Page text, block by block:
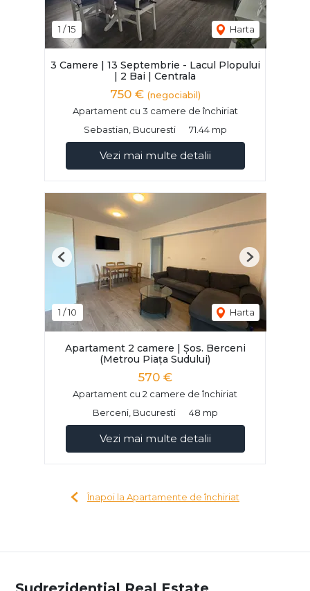
1 /15 Harta
3 Camere | 13 Septembrie - Lacul Plopului
| 2 Bai | Centrala
750 € (negociabil)
Apartament cu 3 camere de închiriat
Sebastian, Bucuresti
71.44 mp
Vezi mai multe detalii
1 /10 Harta
Previous Next
Apartament 2 camere | Șos. Berceni
(Metrou Piața Sudului)
570 €
Apartament cu 2 camere de închiriat
Berceni, Bucuresti
48 mp
Vezi mai multe detalii
Înapoi la Apartamente de închiriat